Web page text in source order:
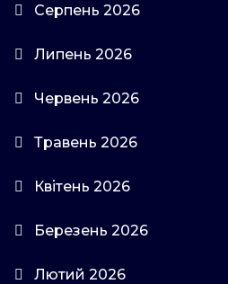
Серпень 2026
Липень 2026
Червень 2026
Травень 2026
Квітень 2026
Березень 2026
Лютий 2026